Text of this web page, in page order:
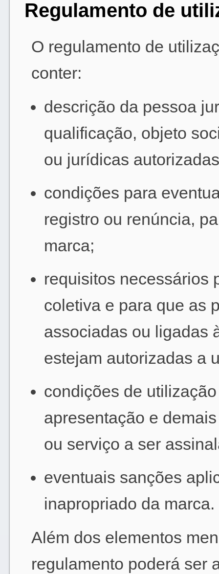
Regulamento de
O regulamento de
conter:
descrição da pessoa
qualificação, objeto
ou jurídicas
condições para
registro ou renúncia,
marca;
requisitos necessários
coletiva e para que as
associadas ou ligadas
estejam autorizadas a
condições de
apresentação e
ou serviço a ser
eventuais sanções
inapropriado da marca.
Além dos elementos
regulamento poderá ser